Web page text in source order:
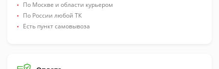
По Москве и области курьером
По России любой ТК
Есть пункт самовывоза